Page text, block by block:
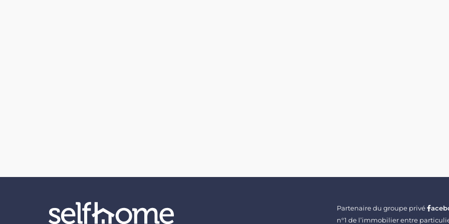
Partenaire du groupe privé
n°1 de l’immobilier entre